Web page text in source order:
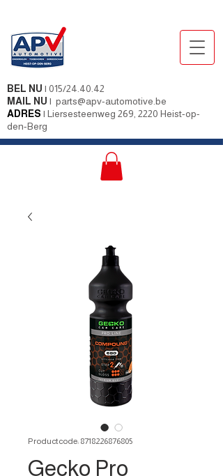
BEL NU | 015/24.40.42
MAIL NU | parts@apv-automotive.be
ADRES | Liersesteenweg 269, 2220 Heist-op-
den-Berg
Productcode: 8718226876805
Gecko Pro